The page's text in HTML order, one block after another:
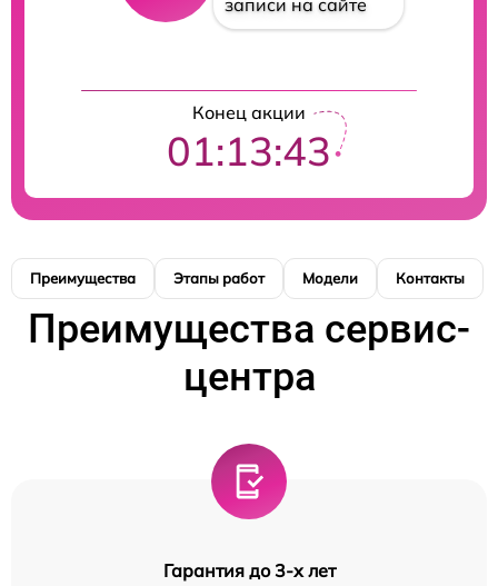
Конец акции
01:13:42
Преимущества Этапы работ Модели Контакты
Преимущества сервис-
центра
Гарантия до 3-х лет